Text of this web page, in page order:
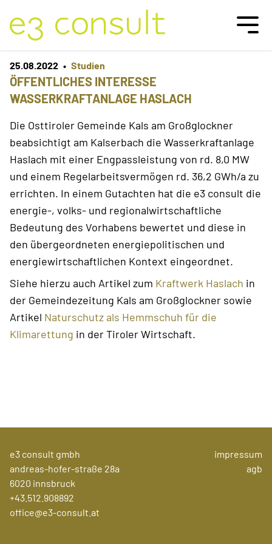
25.08.2022 • Studien
ÖFFENTLICHES INTERESSE
WASSERKRAFTANLAGE HASLACH
Die Osttiroler Gemeinde Kals am Großglockner
beabsichtigt am Kalserbach die Wasserkraftanlage
Haslach mit einer Engpassleistung von rd. 8,0 MW
und einem Regelarbeitsvermögen rd. 36,2 GWh/a zu
errichten. In einem Gutachten hat die e3 consult die
energie-, volks- und regionalwirtschaftliche
Bedeutung des Vorhabens bewertet und diese in
den übergeordneten energiepolitischen und
energiewirtschaftlichen Kontext eingeordnet.
Siehe hierzu auch Artikel zum Kraftwerk Haslach in
der Gemeindezeitung Kals am Großglockner sowie
Artikel Naturschutz als Hemmschuh für die
Klimarettung in der Tiroler Wirtschaft.
e3 consult gmbh
andreas-hofer-straße 28a
6020 innsbruck
+43.512.908892
office@e3-consult.at
impressum
agb